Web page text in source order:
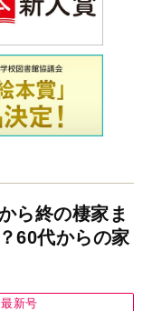
ら終の棲家ま
60代からの家
最新号